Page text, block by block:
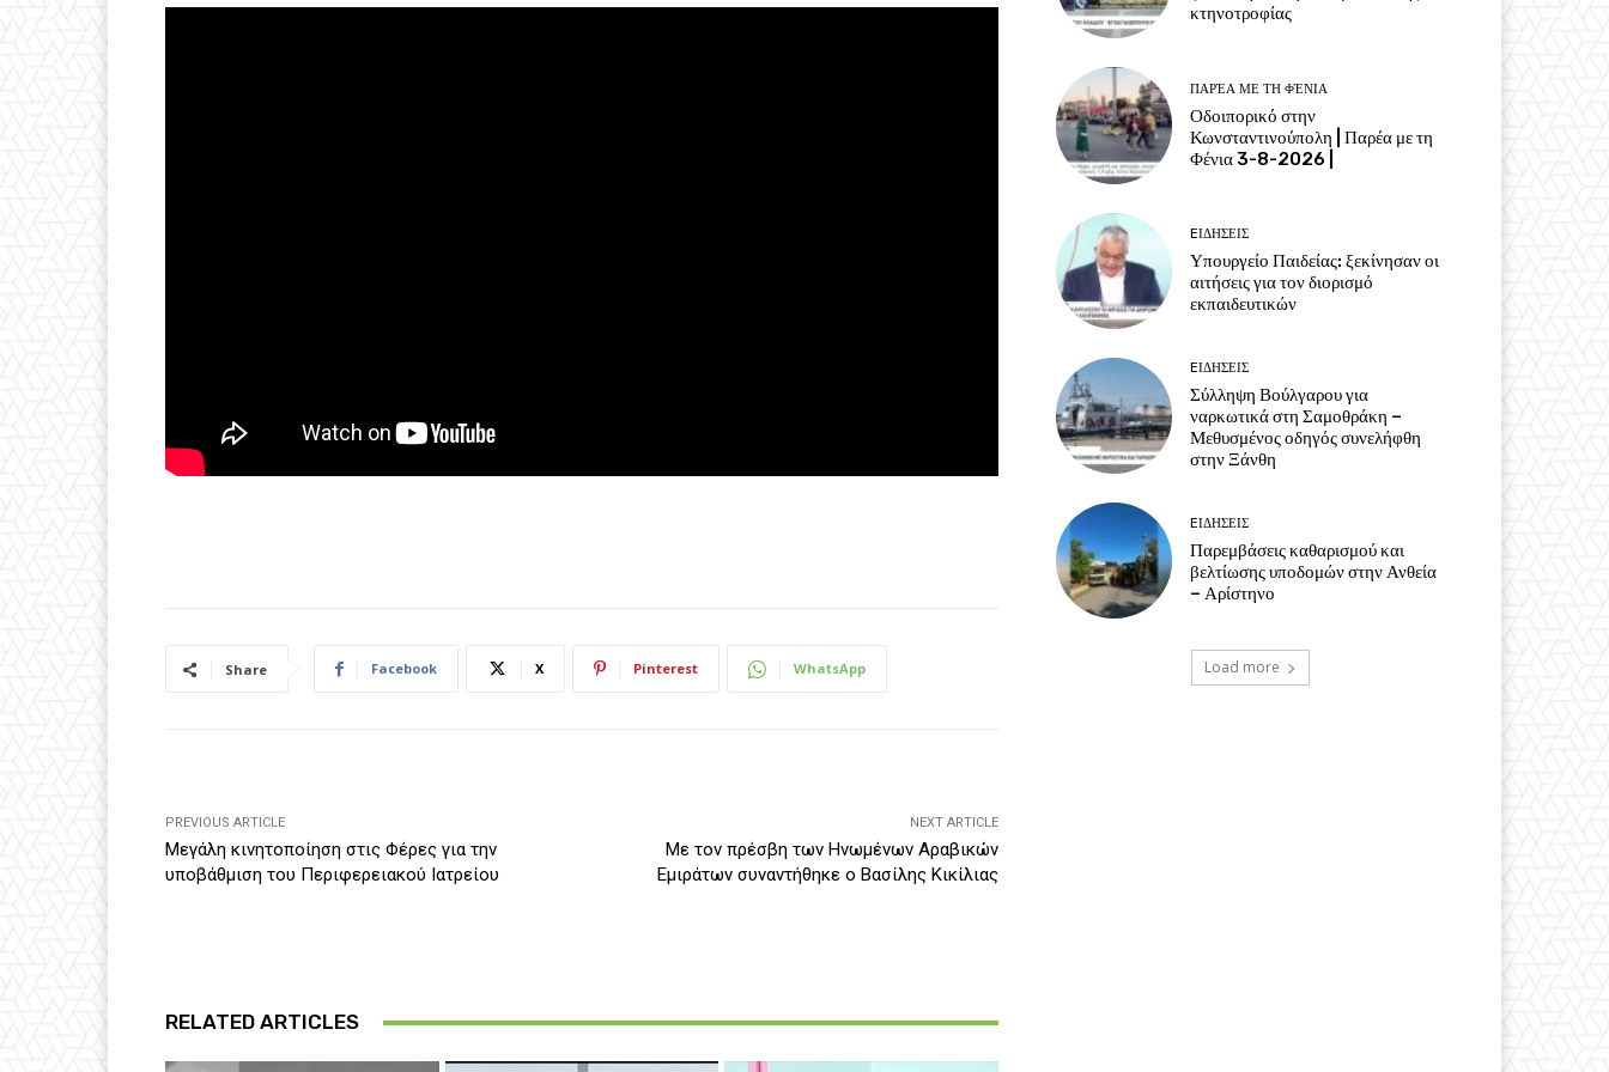
Share Facebook X Pinterest WhatsApp
PREVIOUS ARTICLE
Μεγάλη κινητοποίηση στις Φέρες για την
υποβάθμιση του Περιφερειακού Ιατρείου
NEXT ARTICLE
Με τον πρέσβη των Ηνωμένων Αραβικών
Εμιράτων συναντήθηκε ο Βασίλης Κικίλιας
RELATED ARTICLES
κτηνοτροφίας
ΠΑΡΈΑ ΜΕ ΤΗ ΦΈΝΙΑ
Οδοιπορικό στην
Κωνσταντινούπολη | Παρέα με τη
Φένια 3-8-2026 |
EΙΔΗΣΕΙΣ
Υπουργείο Παιδείας: ξεκίνησαν οι
αιτήσεις για τον διορισμό
εκπαιδευτικών
EΙΔΗΣΕΙΣ
Σύλληψη Βούλγαρου για
ναρκωτικά στη Σαμοθράκη –
Μεθυσμένος οδηγός συνελήφθη
στην Ξάνθη
EΙΔΗΣΕΙΣ
Παρεμβάσεις καθαρισμού και
βελτίωσης υποδομών στην Ανθεία
– Αρίστηνο
Load more